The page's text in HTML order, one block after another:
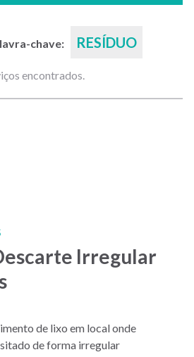
chave: RESÍDUO
encontrados.
Irregular
de lixo em local onde
de forma irregular